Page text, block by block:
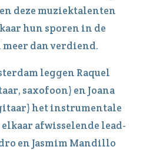
deze muziektalenten
hun sporen in de
dan verdiend.
leggen Raquel
saxofoon) en Joana
het instrumentale
afwisselende lead-
en Jasmim Mandillo